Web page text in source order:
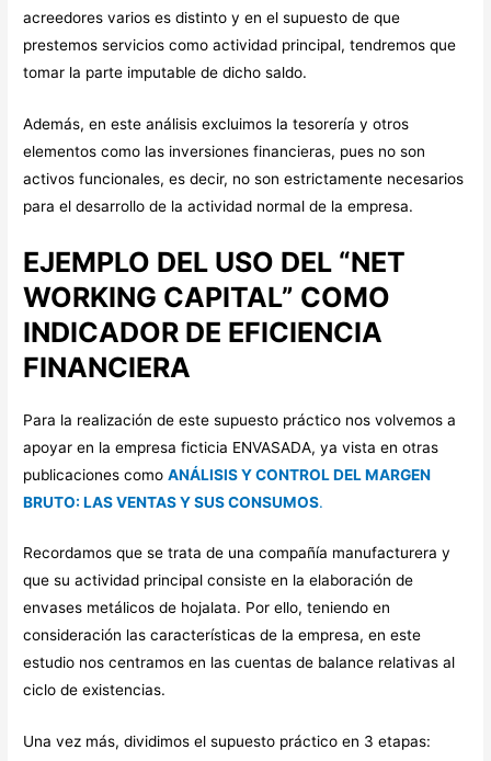
acreedores varios es distinto y en el supuesto de que
prestemos servicios como actividad principal, tendremos que
tomar la parte imputable de dicho saldo.
Además, en este análisis excluimos la tesorería y otros
elementos como las inversiones financieras, pues no son
activos funcionales, es decir, no son estrictamente necesarios
para el desarrollo de la actividad normal de la empresa.
EJEMPLO DEL USO DEL “NET
WORKING CAPITAL” COMO
INDICADOR DE EFICIENCIA
FINANCIERA
Para la realización de este supuesto práctico nos volvemos a
apoyar en la empresa ficticia ENVASADA, ya vista en otras
publicaciones comoANÁLISIS Y CONTROL DEL MARGEN
BRUTO: LAS VENTAS Y SUS CONSUMOS.
Recordamos que se trata de una compañía manufacturera y
que su actividad principal consiste en la elaboración de
envases metálicos de hojalata. Por ello, teniendo en
consideración las características de la empresa, en este
estudio nos centramos en las cuentas de balance relativas al
ciclo de existencias.
Una vez más, dividimos el supuesto práctico en 3 etapas: